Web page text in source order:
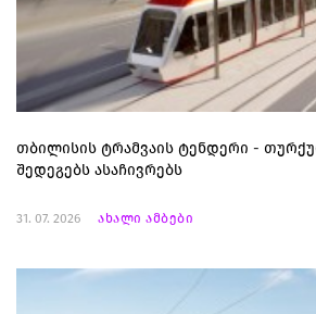
თბილისის ტრამვაის ტენდერი -
შედეგებს ასაჩივრებს
31. 07. 2026 ახალი ამბები